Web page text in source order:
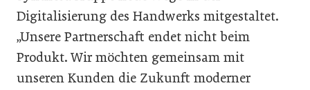
Digitalisierung des Handwerks mitgestaltet.
„Unsere Partnerschaft endet nicht beim
Produkt. Wir möchten gemeinsam mit
unseren Kunden die Zukunft moderner